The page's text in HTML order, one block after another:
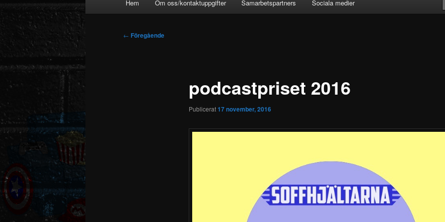
Hem Om oss/kontaktuppgifter Samarbetspartners Sociala medier
Inläggsnavigering
← Föregående
podcastpriset 2016
Publicerat17 november, 2016